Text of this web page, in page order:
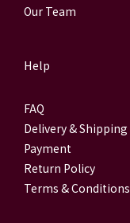
Our Team
Help
FAQ
Delivery & Shipping
Payment
Return Policy
Terms & Conditions